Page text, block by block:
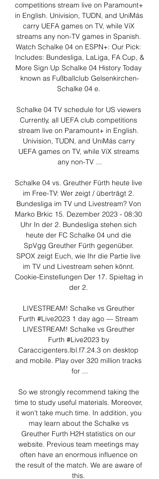
competitions stream live on Paramount+
in English. Univision, TUDN, and UniMás
carry UEFA games on TV, while ViX
streams any non-TV games in Spanish.
Watch Schalke 04 on ESPN+: Our Pick:
Includes: Bundesliga, LaLiga, FA Cup, &
More Sign Up Schalke 04 History Today
known as Fußballclub Gelsenkirchen-
Schalke 04 e.
Schalke 04 TV schedule for US viewers
Currently, all UEFA club competitions
stream live on Paramount+ in English.
Univision, TUDN, and UniMás carry
UEFA games on TV, while ViX streams
any non-TV ...
Schalke 04 vs. Greuther Fürth heute live
im Free-TV: Wer zeigt / überträgt 2.
Bundesliga im TV und Livestream? Von
Marko Brkic 15. Dezember 2023 - 08:30
Uhr In der 2. Bundesliga stehen sich
heute der FC Schalke 04 und die
SpVgg Greuther Fürth gegenüber.
SPOX zeigt Euch, wie Ihr die Partie live
im TV und Livestream sehen könnt.
Cookie-Einstellungen Der 17. Spieltag in
der 2.
LIVESTREAM! Schalke vs Greuther
Furth #Live2023 1 day ago — Stream
LIVESTREAM! Schalke vs Greuther
Furth #Live2023 by
Caraccigenters.lbl.f7.24.3 on desktop
and mobile. Play over 320 million tracks
for ...
So we strongly recommend taking the
time to study useful materials. Moreover,
it won't take much time. In addition, you
may learn about the Schalke vs
Greuther Furth H2H statistics on our
website. Previous team meetings may
often have an enormous influence on
the result of the match. We are aware of
this.